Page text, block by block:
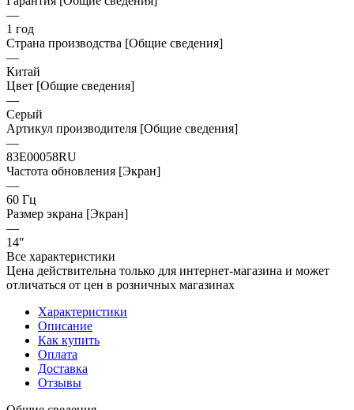
—
1 год
Страна производства [Общие сведения]
—
Китай
Цвет [Общие сведения]
—
Серый
Артикул производителя [Общие сведения]
—
83E00058RU
Частота обновления [Экран]
—
60 Гц
Размер экрана [Экран]
—
14″
Все характеристики
Цена действительна только для интернет-магазина и может
отличаться от цен в розничных магазинах
Характеристики
Описание
Как купить
Оплата
Доставка
Отзывы